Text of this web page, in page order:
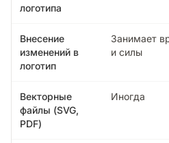
логотипа
Внесение
изменений в
логотип
Занимает
и силы
Векторные
файлы (SVG,
PDF)
Иногда